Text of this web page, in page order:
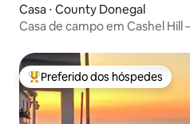
Casa ⋅ County Donegal
Casa de campo em Cashel Hill
Entre os melhores preferidos
Preferido dos hóspedes